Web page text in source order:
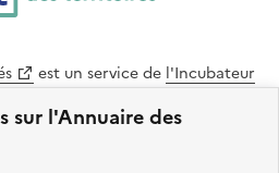
sur l'Annuaire des
est un service de l'Incubateur
. Le code source de ce site web
Le design de ce site est conçu